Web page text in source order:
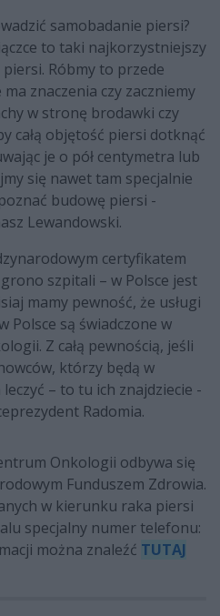
samobadanie piersi?
to taki najkorzystniejszy
Róbmy to przede
znaczenia czy zaczniemy
w stronę brodawki czy
całą objętość piersi dotknąć
je o pół centymetra lub
się nawet tam specjalnie
budowę piersi -
Lewandowski.
certyfikatem
grono szpitali – w Polsce jest
mamy pewność, że usługi
Polsce są świadczone w
Z całą pewnością, jeśli
którzy będą w
– to tu ich znajdziecie -
Radomia.
Onkologii odbywa się
Funduszem Zdrowia.
w kierunku raka piersi
specjalny numer telefonu:
można znaleźć TUTAJ